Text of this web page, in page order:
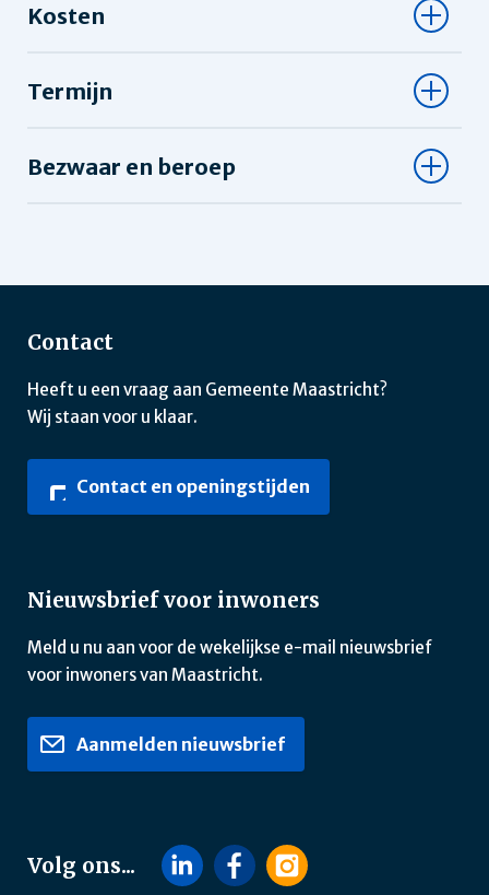
Kosten
Termijn
Bezwaar en beroep
Contact
Heeft u een vraag aan Gemeente Maastricht?
Wij staan voor u klaar.
Contact en openingstijden
Nieuwsbrief voor inwoners
Meld u nu aan voor de wekelijkse e-mail nieuwsbrief
voor inwoners van Maastricht.
Aanmelden nieuwsbrief
Volg ons...